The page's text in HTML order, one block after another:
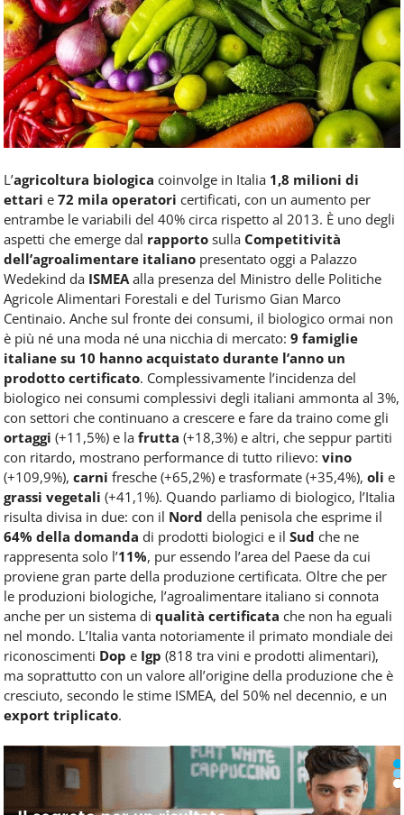
Service
e
tutte
le
novità
del
comparto
L’agricoltura biologica coinvolge in Italia 1,8 milioni di
ettari e 72 mila operatori certificati, con un aumento per
entrambe le variabili del 40% circa rispetto al 2013. È uno degli
aspetti che emerge dal rapporto sulla Competitività
dell’agroalimentare italiano presentato oggi a Palazzo
Wedekind da ISMEA alla presenza del Ministro delle Politiche
Agricole Alimentari Forestali e del Turismo Gian Marco
Centinaio. Anche sul fronte dei consumi, il biologico ormai non
è più né una moda né una nicchia di mercato: 9 famiglie
italiane su 10 hanno acquistato durante l’anno un
prodotto certificato. Complessivamente l’incidenza del
biologico nei consumi complessivi degli italiani ammonta al 3%,
con settori che continuano a crescere e fare da traino come gli
ortaggi (+11,5%) e la frutta (+18,3%) e altri, che seppur partiti
con ritardo, mostrano performance di tutto rilievo: vino
(+109,9%), carni fresche (+65,2%) e trasformate (+35,4%), oli e
grassi vegetali (+41,1%). Quando parliamo di biologico, l’Italia
risulta divisa in due: con il Nord della penisola che esprime il
64% della domanda di prodotti biologici e il Sud che ne
rappresenta solo l’11%, pur essendo l’area del Paese da cui
proviene gran parte della produzione certificata. Oltre che per
le produzioni biologiche, l’agroalimentare italiano si connota
anche per un sistema di qualità certificata che non ha eguali
nel mondo. L’Italia vanta notoriamente il primato mondiale dei
riconoscimenti Dop e Igp (818 tra vini e prodotti alimentari),
ma soprattutto con un valore all’origine della produzione che è
cresciuto, secondo le stime ISMEA, del 50% nel decennio, e un
export triplicato.